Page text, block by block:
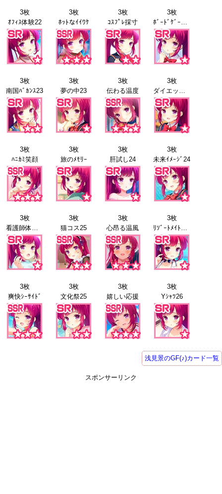
3枚
ｵﾌｨｽ体験22
3枚
ﾎｯﾄなｲｲﾜｹ
3枚
ｺｽﾌﾟﾚ採寸
3枚
ﾎﾞｰﾄﾞｹﾞｰﾑ23
3枚
南国ﾊﾞｶﾝｽ23
3枚
夢の中23
3枚
伝わる温度
3枚
ダイエット24
3枚
ﾊﾆｶﾐ笑顔
3枚
旅のﾒﾓﾘｰ
3枚
肝試し24
3枚
未来ｲﾒｰｼﾞ24
3枚
看護師体験24
3枚
猫コス25
3枚
心昂る温風
3枚
ﾘｿﾞｰﾄﾒｲﾄﾞ25
3枚
爽快ｼｰｻｲﾄﾞ
3枚
文化祭25
3枚
嬉しい応援
3枚
Yｼｬﾂ26
浅見景のGF(♪)カード一覧
スポンサーリンク